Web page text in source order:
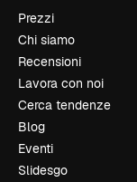
Prezzi
Chi siamo
Recensioni
Lavora con noi
Cerca tendenze
Blog
Eventi
Slidesgo